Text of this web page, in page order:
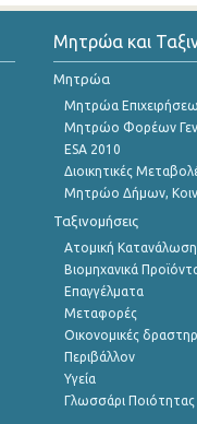
Μητρώα και
Μητρώα
Μητρώα
Μητρώο Φορέων
ESA 2010
Διοικητικές
Μητρώο Δήμων,
Ταξινομήσεις
Ατομική Κατανάλωση
Βιομηχανικά
Επαγγέλματα
Μεταφορές
Οικονομικές
Περιβάλλον
Υγεία
Γλωσσάρι